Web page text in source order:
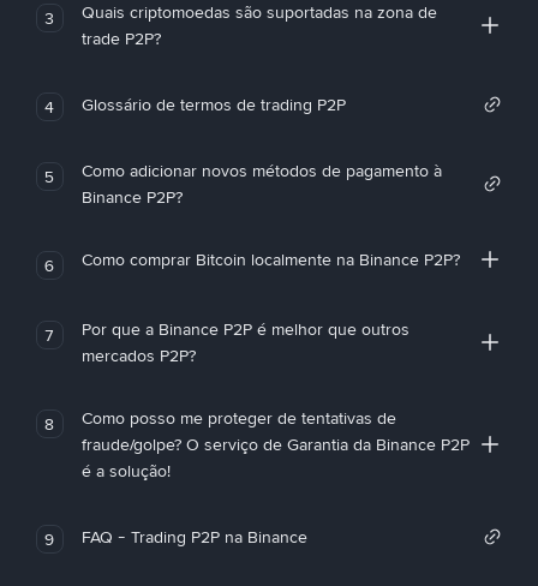
3
Quais criptomoedas são suportadas na zona de
trade P2P?
4 Glossário de termos de trading P2P
5
Como adicionar novos métodos de pagamento à
Binance P2P?
6 Como comprar Bitcoin localmente na Binance P2P?
7
Por que a Binance P2P é melhor que outros
mercados P2P?
8
Como posso me proteger de tentativas de
fraude/golpe? O serviço de Garantia da Binance P2P
é a solução!
9 FAQ - Trading P2P na Binance